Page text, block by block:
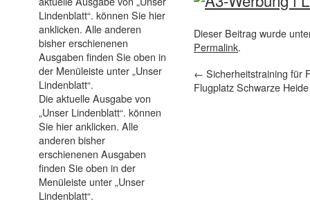
Dieser Beitrag wurde
Permalink.
← Sicherheitstraining für
Flugplatz Schwarze Heide
Die aktuelle Ausgabe von
„Unser Lindenblatt“. können
Sie hier anklicken. Alle
anderen bisher
erschienenen Ausgaben
finden Sie oben in der
Menüleiste unter „Unser
Lindenblatt“.